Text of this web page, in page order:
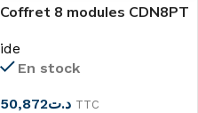
Coffret 8 modules CDN8PT
ide
En stock
د.ت50,872 TTC